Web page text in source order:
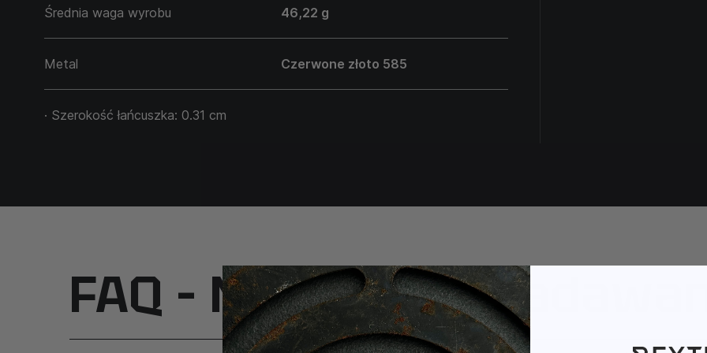
Średnia waga wyrobu
46,22 g
Metal Czerwone złoto 585
· Szerokość łańcuszka: 0.31 cm
FAQ – Najczęściej